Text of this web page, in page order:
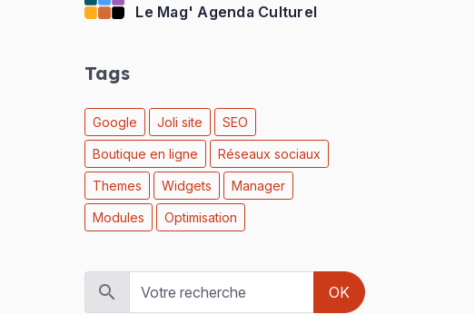
Le Mag' Agenda Culturel
Tags
Google Joli site SEO
Boutique en ligne Réseaux sociaux
Themes Widgets Manager
Modules Optimisation
OK